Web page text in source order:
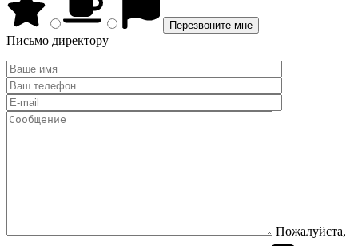
Письмо директору
Пожалуйста,